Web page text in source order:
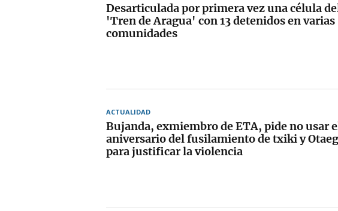
Desarticulada por primera vez una célula
'Tren de Aragua' con 13 detenidos en varias
comunidades
ACTUALIDAD
Bujanda, exmiembro de ETA, pide no usar
aniversario del fusilamiento de txiki y
para justificar la violencia